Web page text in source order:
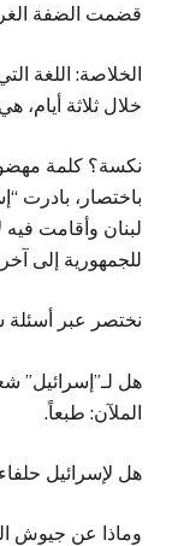
قضمت الضفة
الخلاصة: اللغة
خلال ثلاثة أيام،
نكسة؟ كلمة
باختصار، بادرت
لبنان وأقامت
للجمهورية إلى آخر
نختصر عبر أسئلة
هل لـ”إسرائيل”
الملآن: طبعاً.
هل لإسرائيل
وماذا عن جيوش